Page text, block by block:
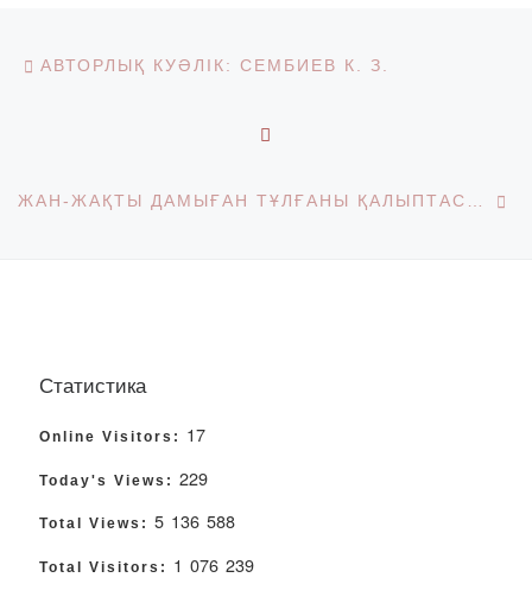
Post navigation
АВТОРЛЫҚ КУӘЛІК: СЕМБИЕВ К. З.
Статистика
Online Visitors: 17
Today's Views: 229
Total Views: 5 136 588
Total Visitors: 1 076 239